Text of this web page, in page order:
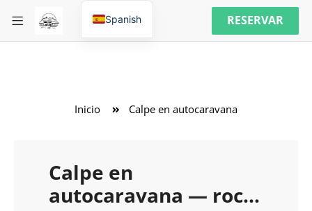
RESERVAR
Inicio Calpe en autocaravana
Calpe en
autocaravana — roca,
Spanish